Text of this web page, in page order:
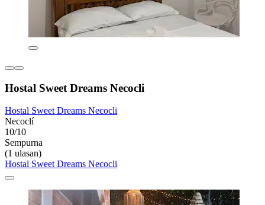
Hostal Sweet Dreams Necocli
Hostal Sweet Dreams Necocli
Necoclí
10/10
Sempurna
(1 ulasan)
Hostal Sweet Dreams Necocli